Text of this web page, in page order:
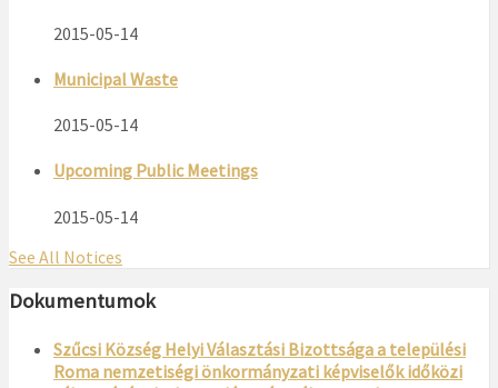
2015-05-14
Municipal Waste
2015-05-14
Upcoming Public Meetings
2015-05-14
See All Notices
Dokumentumok
Szűcsi Község Helyi Választási Bizottsága a települési
Roma nemzetiségi önkormányzati képviselők időközi